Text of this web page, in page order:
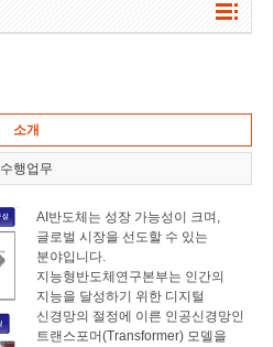
소개
수행업무
AI반도체는 성장 가능성이 크며,
글로벌 시장을 선도할 수 있는
분야입니다.
지능형반도체연구본부는 인간의
지능을 달성하기 위한 디지털
신경망의 절정에 이른 인공신경망인
트랜스포머(Transformer) 모델을